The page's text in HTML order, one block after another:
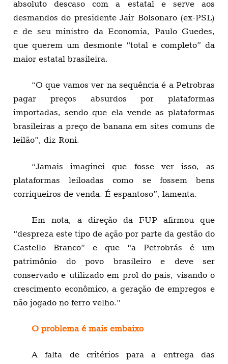
absoluto descaso com a estatal e serve aos
desmandos do presidente Jair Bolsonaro (ex-PSL)
e de seu ministro da Economia, Paulo Guedes,
que querem um desmonte “total e completo” da
maior estatal brasileira.
“O que vamos ver na sequência é a Petrobras
pagar preços absurdos por plataformas
importadas, sendo que ela vende as plataformas
brasileiras a preço de banana em sites comuns de
leilão”, diz Roni.
“Jamais imaginei que fosse ver isso, as
plataformas leiloadas como se fossem bens
corriqueiros de venda. É espantoso”, lamenta.
Em nota, a direção da FUP afirmou que
“despreza este tipo de ação por parte da gestão do
Castello Branco” e que “a Petrobrás é um
patrimônio do povo brasileiro e deve ser
conservado e utilizado em prol do país, visando o
crescimento econômico, a geração de empregos e
não jogado no ferro velho.”
O problema é mais embaixo
A falta de critérios para a entrega das